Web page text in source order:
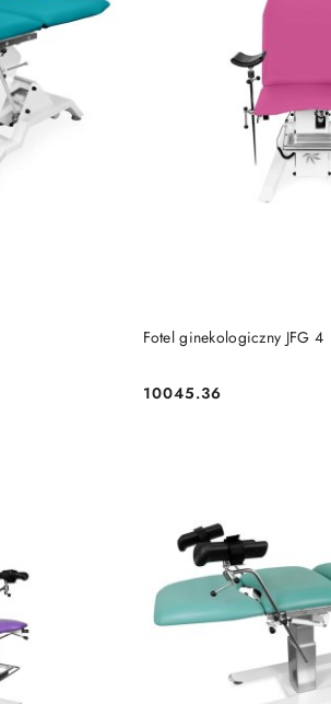
Fotel ginekologiczny JFG 4
Cena:
10045.36
DO